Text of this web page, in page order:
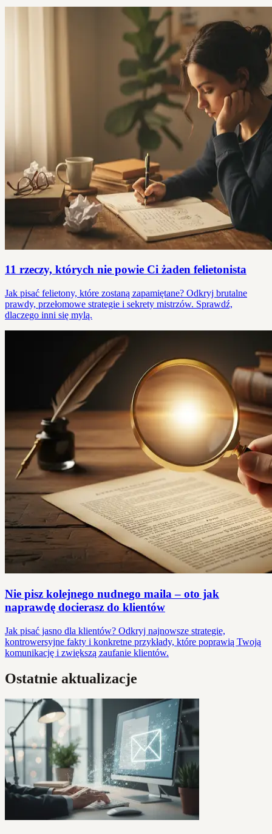
11 rzeczy, których nie powie Ci żaden felietonista
Jak pisać felietony, które zostaną zapamiętane? Odkryj brutalne
prawdy, przełomowe strategie i sekrety mistrzów. Sprawdź,
dlaczego inni się mylą.
Nie pisz kolejnego nudnego maila – oto jak
naprawdę docierasz do klientów
Jak pisać jasno dla klientów? Odkryj najnowsze strategie,
kontrowersyjne fakty i konkretne przykłady, które poprawią Twoją
komunikację i zwiększą zaufanie klientów.
Ostatnie aktualizacje